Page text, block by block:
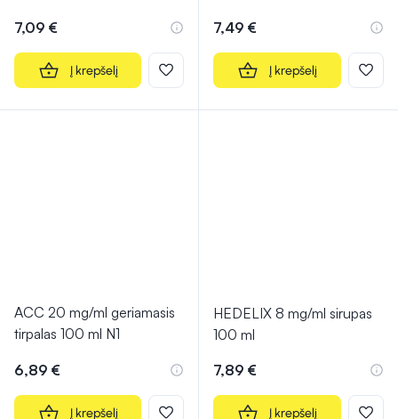
7,09 €
Į krepšelį
7,49 €
Į krepšelį
ACC 20 mg/ml geriamasis
tirpalas 100 ml N1
6,89 €
Į krepšelį
HEDELIX 8 mg/ml sirupas
100 ml
7,89 €
Į krepšelį